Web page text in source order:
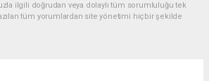
ilgili doğrudan veya dolaylı tüm sorumluluğu tek
tüm yorumlardan site yönetimi hiçbir şekilde